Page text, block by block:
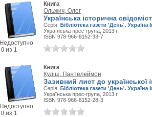
Недоступно
0 из 1
Книга
Ольжич, Олег
Українська історична
Серія: Бібліотека газети 'День'. Україна
Українська прес-група, 2013 г.
ISBN 978-966-8152-33-7
Недоступно
0 из 1
Книга
Куліш, Пантелеймон
Зазивний лист до української
Серія: Бібліотека газети 'День'. Україна
Українська прес-група, 2013 г.
ISBN 978-966-8152-28-3